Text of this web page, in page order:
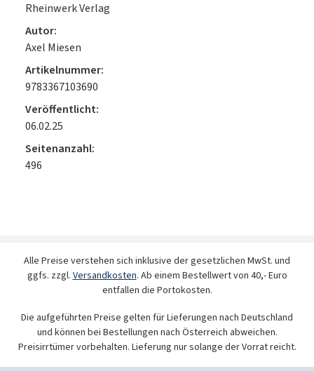
Rheinwerk Verlag
Autor:
Axel Miesen
Artikelnummer:
9783367103690
Veröffentlicht:
06.02.25
Seitenanzahl:
496
Alle Preise verstehen sich inklusive der gesetzlichen MwSt. und
ggfs. zzgl.Versandkosten. Ab einem Bestellwert von 40,- Euro
entfallen die Portokosten.
Die aufgeführten Preise gelten für Lieferungen nach Deutschland
und können bei Bestellungen nach Österreich abweichen.
Preisirrtümer vorbehalten. Lieferung nur solange der Vorrat reicht.